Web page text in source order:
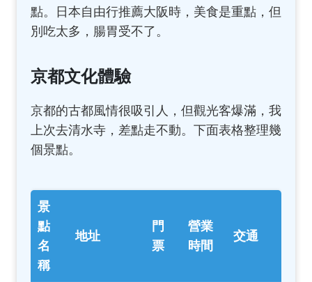
點。日本自由行推薦大阪時，美食是重點，但
別吃太多，腸胃受不了。
京都文化體驗
京都的古都風情很吸引人，但觀光客爆滿，我
上次去清水寺，差點走不動。下面表格整理幾
個景點。
景
點
名
稱
地址
門
票
營業
時間
交通